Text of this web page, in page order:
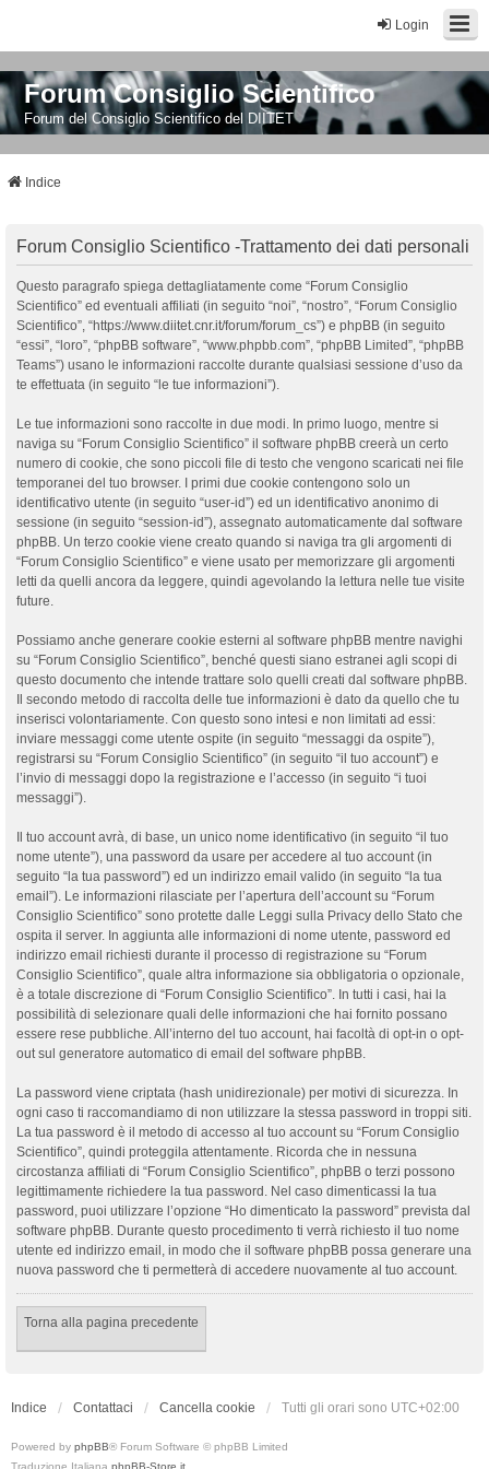
Login
Forum Consiglio Scientifico
Forum del Consiglio Scientifico del DIITET
Indice
Forum Consiglio Scientifico -Trattamento dei dati personali
Questo paragrafo spiega dettagliatamente come “Forum Consiglio
Scientifico” ed eventuali affiliati (in seguito “noi”, “nostro”, “Forum Consiglio
Scientifico”, “https://www.diitet.cnr.it/forum/forum_cs”) e phpBB (in seguito
“essi”, “loro”, “phpBB software”, “www.phpbb.com”, “phpBB Limited”, “phpBB
Teams”) usano le informazioni raccolte durante qualsiasi sessione d’uso da
te effettuata (in seguito “le tue informazioni”).
Le tue informazioni sono raccolte in due modi. In primo luogo, mentre si
naviga su “Forum Consiglio Scientifico” il software phpBB creerà un certo
numero di cookie, che sono piccoli file di testo che vengono scaricati nei file
temporanei del tuo browser. I primi due cookie contengono solo un
identificativo utente (in seguito “user-id”) ed un identificativo anonimo di
sessione (in seguito “session-id”), assegnato automaticamente dal software
phpBB. Un terzo cookie viene creato quando si naviga tra gli argomenti di
“Forum Consiglio Scientifico” e viene usato per memorizzare gli argomenti
letti da quelli ancora da leggere, quindi agevolando la lettura nelle tue visite
future.
Possiamo anche generare cookie esterni al software phpBB mentre navighi
su “Forum Consiglio Scientifico”, benché questi siano estranei agli scopi di
questo documento che intende trattare solo quelli creati dal software phpBB.
Il secondo metodo di raccolta delle tue informazioni è dato da quello che tu
inserisci volontariamente. Con questo sono intesi e non limitati ad essi:
inviare messaggi come utente ospite (in seguito “messaggi da ospite”),
registrarsi su “Forum Consiglio Scientifico” (in seguito “il tuo account”) e
l’invio di messaggi dopo la registrazione e l’accesso (in seguito “i tuoi
messaggi”).
Il tuo account avrà, di base, un unico nome identificativo (in seguito “il tuo
nome utente”), una password da usare per accedere al tuo account (in
seguito “la tua password”) ed un indirizzo email valido (in seguito “la tua
email”). Le informazioni rilasciate per l’apertura dell’account su “Forum
Consiglio Scientifico” sono protette dalle Leggi sulla Privacy dello Stato che
ospita il server. In aggiunta alle informazioni di nome utente, password ed
indirizzo email richiesti durante il processo di registrazione su “Forum
Consiglio Scientifico”, quale altra informazione sia obbligatoria o opzionale,
è a totale discrezione di “Forum Consiglio Scientifico”. In tutti i casi, hai la
possibilità di selezionare quali delle informazioni che hai fornito possano
essere rese pubbliche. All’interno del tuo account, hai facoltà di opt-in o opt-
out sul generatore automatico di email del software phpBB.
La password viene criptata (hash unidirezionale) per motivi di sicurezza. In
ogni caso ti raccomandiamo di non utilizzare la stessa password in troppi siti.
La tua password è il metodo di accesso al tuo account su “Forum Consiglio
Scientifico”, quindi proteggila attentamente. Ricorda che in nessuna
circostanza affiliati di “Forum Consiglio Scientifico”, phpBB o terzi possono
legittimamente richiedere la tua password. Nel caso dimenticassi la tua
password, puoi utilizzare l’opzione “Ho dimenticato la password” prevista dal
software phpBB. Durante questo procedimento ti verrà richiesto il tuo nome
utente ed indirizzo email, in modo che il software phpBB possa generare una
nuova password che ti permetterà di accedere nuovamente al tuo account.
Torna alla pagina precedente
Indice Contattaci Cancella cookie Tutti gli orari sono UTC+02:00
Powered by phpBB® Forum Software © phpBB Limited
Traduzione Italiana phpBB-Store.it